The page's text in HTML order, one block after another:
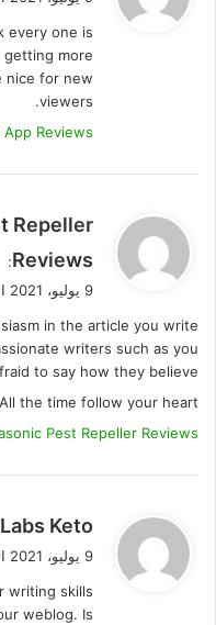
ل
every one is
getting more
nice for new
viewers.
Reviews
ي
و
ل
Repeller
Reviews
:
9 يوليو، 2021 الساعة 12:42 م
in the article you write.
writers such as you
to say how they believe.
All the time follow your heart.
Pest Repeller Reviews
ي
ق
ل
Keto
9 يوليو، 2021 الساعة 12:30 م
writing skills
weblog. Is